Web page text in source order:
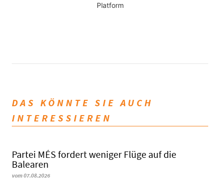
Platform
DAS KÖNNTE SIE AUCH
INTERESSIEREN
Partei MÉS fordert weniger Flüge auf die
Balearen
vom 07.08.2026